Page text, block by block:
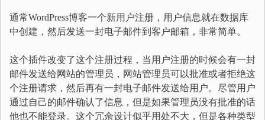
通常WordPress博客一个新用户注册，用户信息就在数据库
中创建，然后发送一封电子邮件到客户邮箱，非常简单。
这个插件改变了这个注册过程，当用户注册的时候会有一封
邮件发送给网站的管理员，网站管理员可以批准或者拒绝这
个注册请求，然后再有一封电子邮件发送给用户。尽管用户
通过自己的邮件确认了信息，但是如果管理员没有批准的话
他也不能登录。这个冗余设计似乎用处不大，但是各种类型